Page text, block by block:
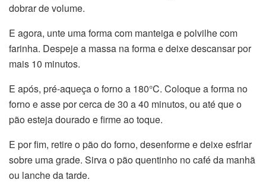
dobrar de volume.
E agora, unte uma forma com manteiga e polvilhe com
farinha. Despeje a massa na forma e deixe descansar por
mais 10 minutos.
E após, pré-aqueça o forno a 180°C. Coloque a forma no
forno e asse por cerca de 30 a 40 minutos, ou até que o
pão esteja dourado e firme ao toque.
E por fim, retire o pão do forno, desenforme e deixe esfriar
sobre uma grade. Sirva o pão quentinho no café da manhã
ou lanche da tarde.